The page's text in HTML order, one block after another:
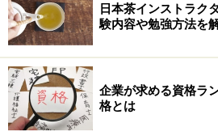
日本茶インストラク
験内容や勉強方法を
企業が求める資格ラ
格とは